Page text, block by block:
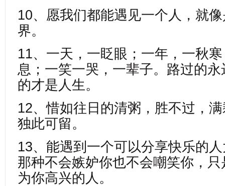
10、愿我们都能遇见一个人，就
界。
11、一天，一眨眼；一年，一秋
息；一笑一哭，一辈子。路过的
的才是人生。
12、惜如往日的清粥，胜不过，
独此可留。
13、能遇到一个可以分享快乐的
那种不会嫉妒你也不会嘲笑你，
为你高兴的人。